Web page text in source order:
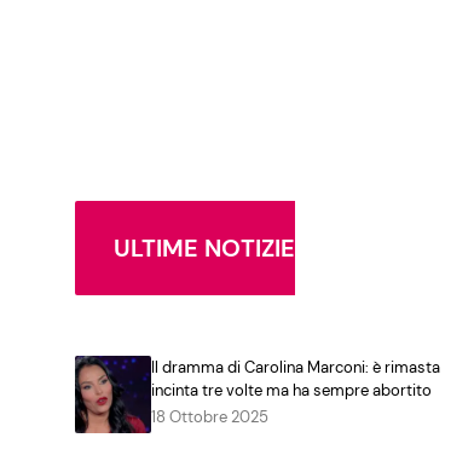
ULTIME NOTIZIE
Il dramma di Carolina Marconi: è rimasta
incinta tre volte ma ha sempre abortito
18 Ottobre 2025